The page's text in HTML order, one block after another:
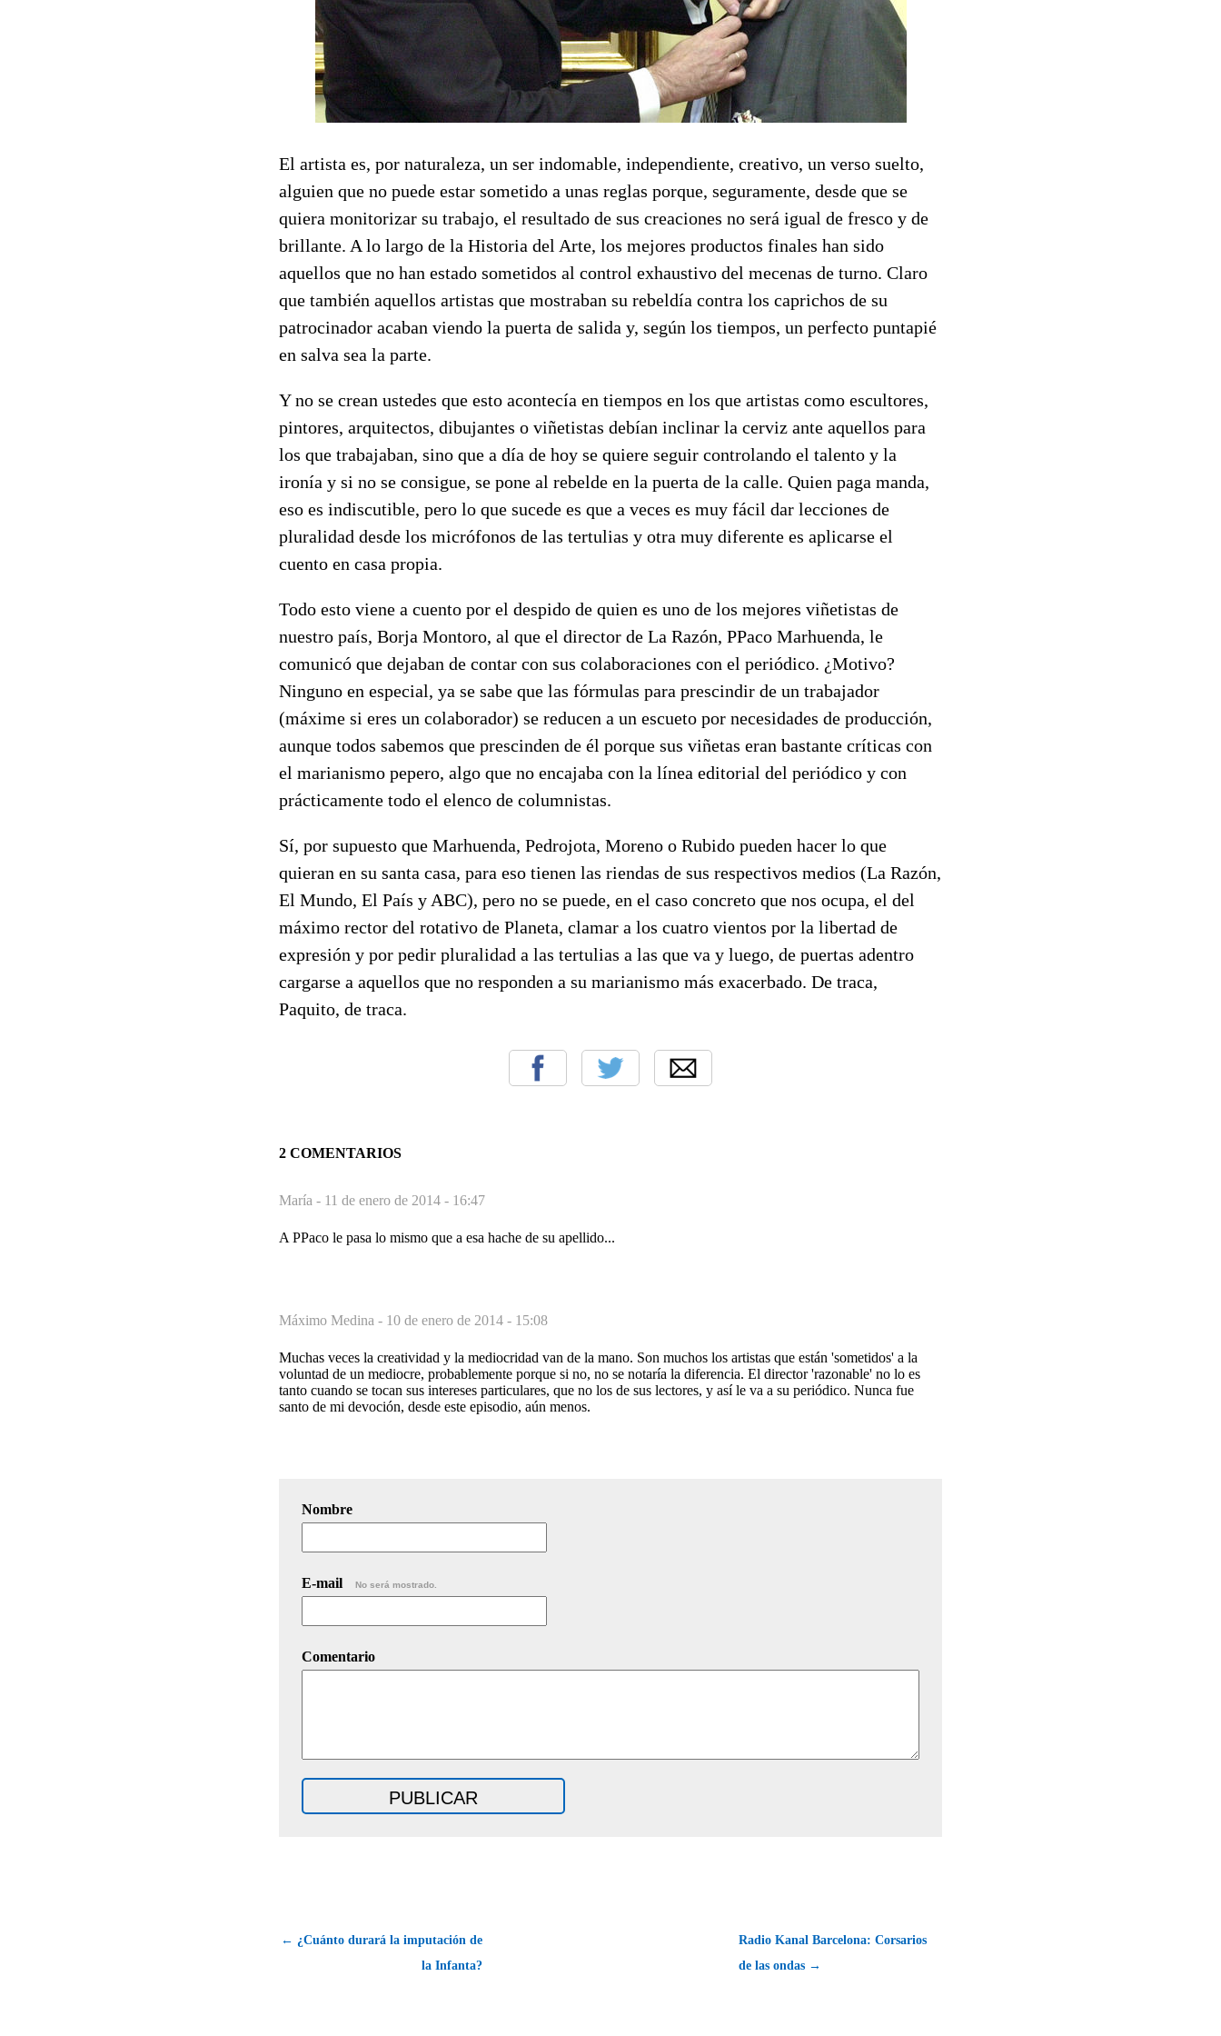
El artista es, por naturaleza, un ser indomable, independiente, creativo, un verso suelto,
alguien que no puede estar sometido a unas reglas porque, seguramente, desde que se
quiera monitorizar su trabajo, el resultado de sus creaciones no será igual de fresco y de
brillante. A lo largo de la Historia del Arte, los mejores productos finales han sido
aquellos que no han estado sometidos al control exhaustivo del mecenas de turno. Claro
que también aquellos artistas que mostraban su rebeldía contra los caprichos de su
patrocinador acaban viendo la puerta de salida y, según los tiempos, un perfecto puntapié
en salva sea la parte.
Y no se crean ustedes que esto acontecía en tiempos en los que artistas como escultores,
pintores, arquitectos, dibujantes o viñetistas debían inclinar la cerviz ante aquellos para
los que trabajaban, sino que a día de hoy se quiere seguir controlando el talento y la
ironía y si no se consigue, se pone al rebelde en la puerta de la calle. Quien paga manda,
eso es indiscutible, pero lo que sucede es que a veces es muy fácil dar lecciones de
pluralidad desde los micrófonos de las tertulias y otra muy diferente es aplicarse el
cuento en casa propia.
Todo esto viene a cuento por el despido de quien es uno de los mejores viñetistas de
nuestro país, Borja Montoro, al que el director de La Razón, PPaco Marhuenda, le
comunicó que dejaban de contar con sus colaboraciones con el periódico. ¿Motivo?
Ninguno en especial, ya se sabe que las fórmulas para prescindir de un trabajador
(máxime si eres un colaborador) se reducen a un escueto por necesidades de producción,
aunque todos sabemos que prescinden de él porque sus viñetas eran bastante críticas con
el marianismo pepero, algo que no encajaba con la línea editorial del periódico y con
prácticamente todo el elenco de columnistas.
Sí, por supuesto que Marhuenda, Pedrojota, Moreno o Rubido pueden hacer lo que
quieran en su santa casa, para eso tienen las riendas de sus respectivos medios (La Razón,
El Mundo, El País y ABC), pero no se puede, en el caso concreto que nos ocupa, el del
máximo rector del rotativo de Planeta, clamar a los cuatro vientos por la libertad de
expresión y por pedir pluralidad a las tertulias a las que va y luego, de puertas adentro
cargarse a aquellos que no responden a su marianismo más exacerbado. De traca,
Paquito, de traca.
2 COMENTARIOS
María - 11 de enero de 2014 - 16:47
A PPaco le pasa lo mismo que a esa hache de su apellido...
Máximo Medina - 10 de enero de 2014 - 15:08
Muchas veces la creatividad y la mediocridad van de la mano. Son muchos los artistas que están 'sometidos' a la
voluntad de un mediocre, probablemente porque si no, no se notaría la diferencia. El director 'razonable' no lo es
tanto cuando se tocan sus intereses particulares, que no los de sus lectores, y así le va a su periódico. Nunca fue
santo de mi devoción, desde este episodio, aún menos.
Nombre
E-mail No será mostrado.
Comentario
← ¿Cuánto durará la imputación de
la Infanta?
Radio Kanal Barcelona: Corsarios
de las ondas →